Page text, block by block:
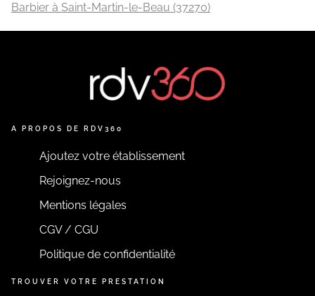
Barbier à Saint-Martin-le-Beau (37270)
A PROPOS DE RDV360
Ajoutez votre établissement
Rejoignez-nous
Mentions légales
CGV / CGU
Politique de confidentialité
TROUVER VOTRE PRESTATION